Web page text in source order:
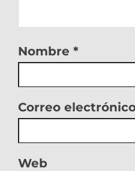
Nombre *
Correo
Web